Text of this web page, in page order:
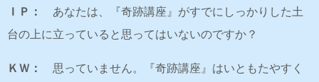
ＩＰ：
あなたは、『奇跡講座』がすでにしっかりした土
台の上に立っていると思ってはいないのですか？
ＫＷ：
思っていません。『奇跡講座』はいともたやすく